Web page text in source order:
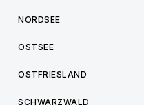
NORDSEE
OSTSEE
OSTFRIESLAND
SCHWARZWALD